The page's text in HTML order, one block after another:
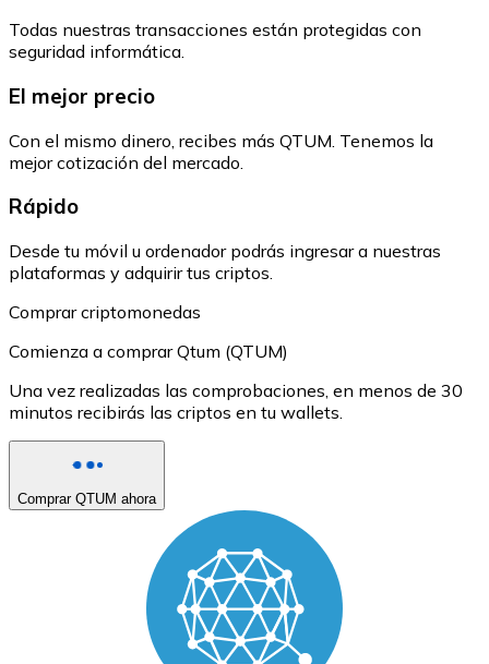
Todas nuestras transacciones están protegidas con
seguridad informática.
El mejor precio
Con el mismo dinero, recibes más QTUM. Tenemos la
mejor cotización del mercado.
Rápido
Desde tu móvil u ordenador podrás ingresar a nuestras
plataformas y adquirir tus criptos.
Comprar criptomonedas
Comienza a comprar Qtum (QTUM)
Una vez realizadas las comprobaciones, en menos de 30
minutos recibirás las criptos en tu wallets.
Comprar QTUM ahora